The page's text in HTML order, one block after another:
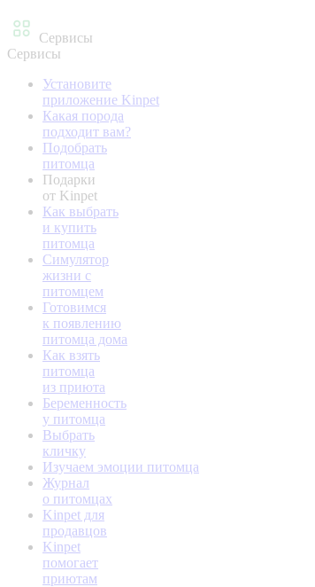
Сервисы
Сервисы
Установите
приложение Kinpet
Какая порода
подходит вам?
Подобрать
питомца
Подарки
от Kinpet
Как выбрать
и купить
питомца
Симулятор
жизни с
питомцем
Готовимся
к появлению
питомца дома
Как взять
питомца
из приюта
Беременность
у питомца
Выбрать
кличку
Изучаем эмоции питомца
Журнал
о питомцах
Kinpet для
продавцов
Kinpet
помогает
приютам